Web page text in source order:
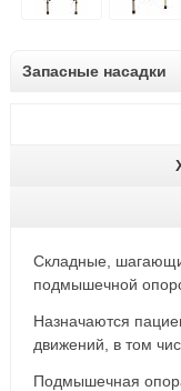
Запасные насадки
Складные,
подмышечной
Назначаются
движений, в том
Подмышечная